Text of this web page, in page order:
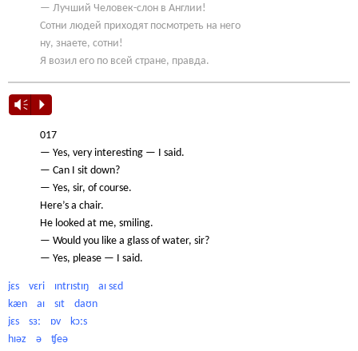
— Лучший Человек-слон в Англии!
Сотни людей приходят посмотреть на него
ну, знаете, сотни!
Я возил его по всей стране, правда.
Vm P
017
— Yes, very interesting — I said.
— Can I sit down?
— Yes, sir, of course.
Here’s a chair.
He looked at me, smiling.
— Would you like a glass of water, sir?
— Yes, please — I said.
jɛs vɛri ɪntrɪstɪŋ aɪ sɛd
kæn aɪ sɪt daʊn
jɛs sɜː ɒv kɔːs
hɪəz ə ʧeə